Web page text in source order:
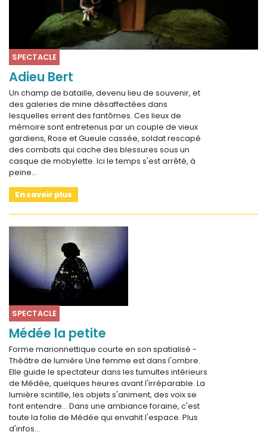
SPECTACLE
Adieu Bert
Un champ de bataille, devenu lieu de souvenir, et
des galeries de mine désaffectées dans
lesquelles errent des fantômes. Ces lieux de
mémoire sont entretenus par un couple de vieux
gardiens, Rose et Gueule cassée, soldat rescapé
des combats qui cache des blessures sous un
casque de mobylette. Ici le temps s'est arrêté, à
peine…
En savoir plus
SPECTACLE
Médée la petite
Forme marionnettique courte en son spatialisé -
Théâtre de lumière Une femme est dans l'ombre.
Elle guide le spectateur dans les tumultes intérieurs
de Médée, quelques heures avant l'irréparable. La
lumière scintille, les objets s'animent, des voix se
font entendre... Dans une ambiance foraine, c'est
toute la folie de Médée qui envahit l'espace. Plus
d'infos…